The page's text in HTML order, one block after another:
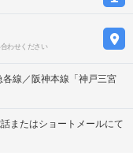
わせください
線／阪神本線「神戸三宮
またはショートメールにて